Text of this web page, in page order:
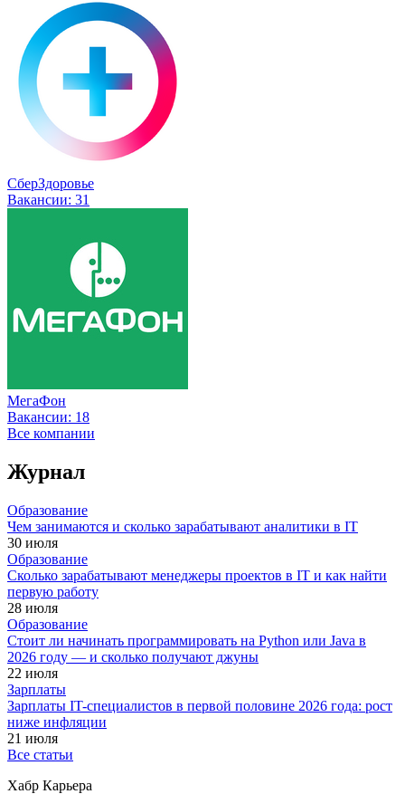
СберЗдоровье
Вакансии: 31
МегаФон
Вакансии: 18
Все компании
Журнал
Образование
Чем занимаются и сколько зарабатывают аналитики в IT
30 июля
Образование
Сколько зарабатывают менеджеры проектов в IT и как найти
первую работу
28 июля
Образование
Стоит ли начинать программировать на Python или Java в
2026 году — и сколько получают джуны
22 июля
Зарплаты
Зарплаты IT-специалистов в первой половине 2026 года: рост
ниже инфляции
21 июля
Все статьи
Хабр Карьера